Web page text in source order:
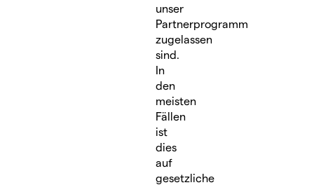
unser
Partnerprogramm
zugelassen
sind.
In
den
meisten
Fällen
ist
dies
auf
gesetzliche